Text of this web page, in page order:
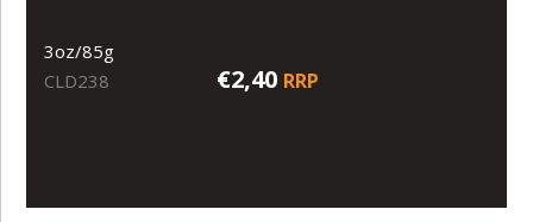
3oz/85g
CLD238
€2,40 RRP